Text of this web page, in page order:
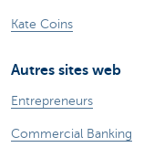
Kate Coins
Autres sites web
Entrepreneurs
Commercial Banking